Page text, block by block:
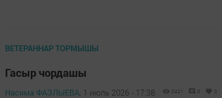
ВЕТЕРАННАР ТОРМЫШЫ
Гасыр чордашы
Насима ФАЗЛЫЕВА, 1 июль 2026 - 17:38 2421 0 0